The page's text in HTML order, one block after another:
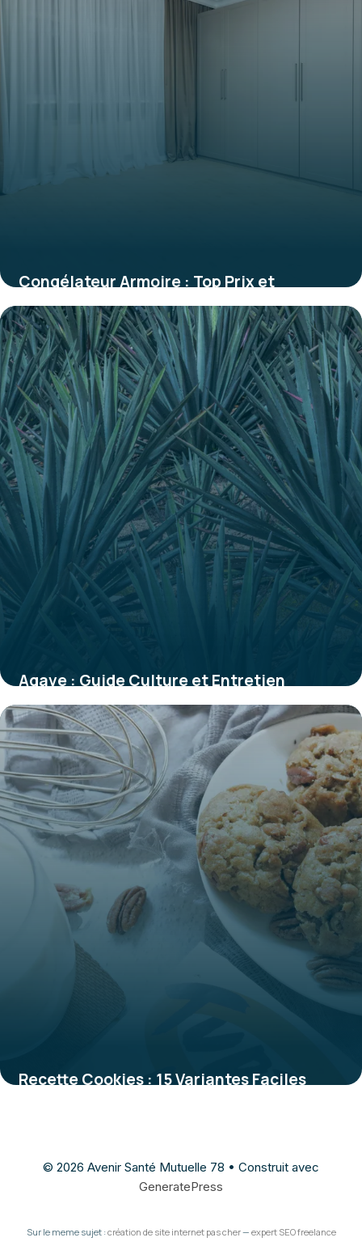
Congélateur Armoire : Top Prix et
Comparatif
28 mai 2026
Agave : Guide Culture et Entretien
Complet
27 mai 2026
Recette Cookies : 15 Variantes Faciles
© 2026 Avenir Santé Mutuelle 78 • Construit avec
GeneratePress
Sur le meme sujet : création de site internet pas cher— expert SEO freelance